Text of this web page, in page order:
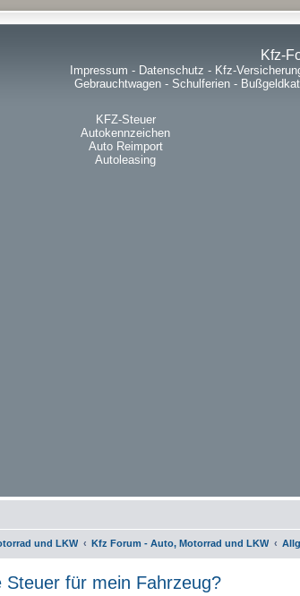
Kfz-
Impressum - Datenschutz - Kfz-
Gebrauchtwagen - Schulferien -
KFZ-Steuer
Autokennzeichen
Auto Reimport
Autoleasing
und LKW Kfz Forum - Auto, Motorrad und LKW
Steuer für mein Fahrzeug?